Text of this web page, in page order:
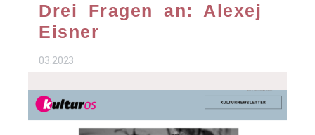
Drei Fragen an: Alexej
Eisner
03.2023